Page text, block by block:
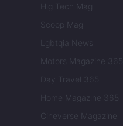
Hig Tech Mag
Scoop Mag
Lgbtqia News
Motors Magazine 365
Day Travel 365
Home Magazine 365
Cineverse Magazine